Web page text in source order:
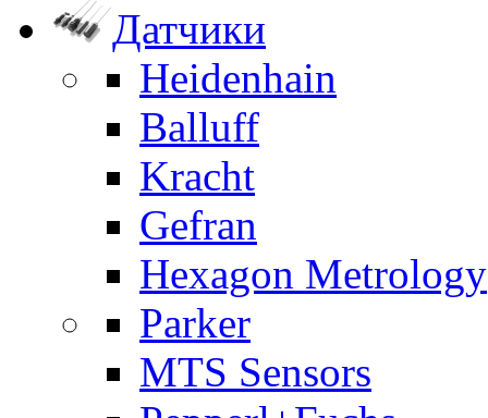
Датчики
Heidenhain
Balluff
Kracht
Gefran
Hexagon Metrology
Parker
MTS Sensors